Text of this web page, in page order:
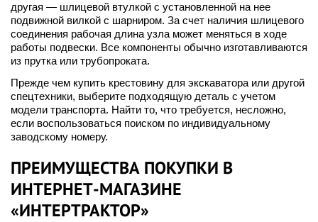
другая — шлицевой втулкой с установленной на нее
подвижной вилкой с шарниром. За счет наличия шлицевого
соединения рабочая длина узла может меняться в ходе
работы подвески. Все компоненты обычно изготавливаются
из прутка или трубопроката.
Прежде чем купить крестовину для экскаватора или другой
спецтехники, выберите подходящую деталь с учетом
модели транспорта. Найти то, что требуется, несложно,
если воспользоваться поиском по индивидуальному
заводскому номеру.
ПРЕИМУЩЕСТВА ПОКУПКИ В
ИНТЕРНЕТ-МАГАЗИНЕ
«ИНТЕРТРАКТОР»